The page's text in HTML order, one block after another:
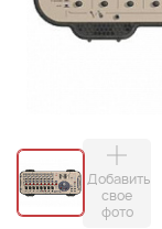
Добавить
свое
фото